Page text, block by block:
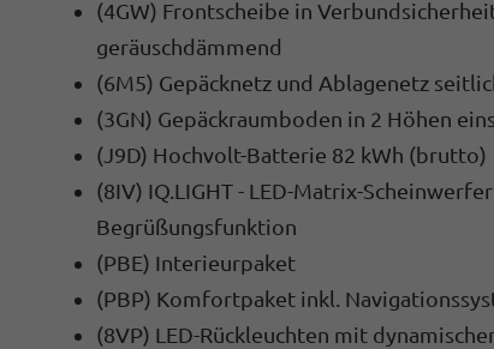
(4GW) Frontscheibe in
geräuschdämmend
(6M5) Gepäcknetz und Ablagenetz
(3GN) Gepäckraumboden in 2 Höhen
(J9D) Hochvolt-Batterie 82 kWh (brutto)
(8IV) IQ.LIGHT - LED-Matrix-
Begrüßungsfunktion
(PBE) Interieurpaket
(PBP) Komfortpaket inkl.
(8VP) LED-Rückleuchten mit